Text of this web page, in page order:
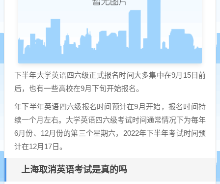
下半年大学英语四六级正式报名时间大多集中在9月15日前
后，也有一些高校在9月下旬开始报名。
年下半年英语四六级报名时间预计在9月开始，报名时间持
续一个月左右。大学英语四六级考试时间通常情况下为每年
6月份、12月份的第三个星期六，2022年下半年考试时间预
计在12月17日。
上海取消英语考试是真的吗